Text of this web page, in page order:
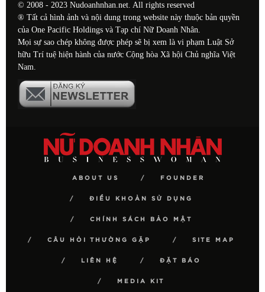
© 2008 - 2023 Nudoanhnhan.net. All rights reserved
® Tất cả hình ảnh và nội dung trong website này thuộc bản quyền
của One Pacific Holdings và Tạp chí Nữ Doanh Nhân.
Mọi sự sao chép không được phép sẽ bị xem là vi phạm Luật Sở
hữu Trí tuệ hiện hành của nước Cộng hòa Xã hội Chủ nghĩa Việt
Nam.
ABOUT US FOUNDER
ĐIỀU KHOẢN SỬ DỤNG
CHÍNH SÁCH BẢO MẬT
CÂU HỎI THƯỜNG GẶP SITE MAP
LIÊN HỆ ĐẶT BÁO
MEDIA KIT